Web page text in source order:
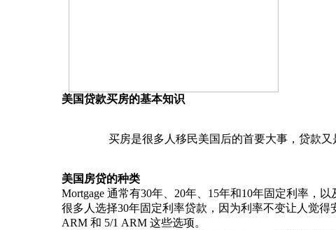
美国贷款买房的基本知识
买房是很多人移民美国后的首要大事，贷款
美国房贷的种类
Mortgage 通常有30年、20年、15年和10年固定利率，
很多人选择30年固定利率贷款，因为利率不变让人觉
ARM 和 5/1 ARM 这些选项。